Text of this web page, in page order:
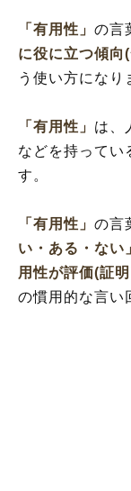
「有用性」の言
に役に立つ傾向
う使い方になり
「有用性」 は、
などを持ってい
す。
「有用性」の言
い・ある・ない
用性が評価(証明
の慣用的な言い